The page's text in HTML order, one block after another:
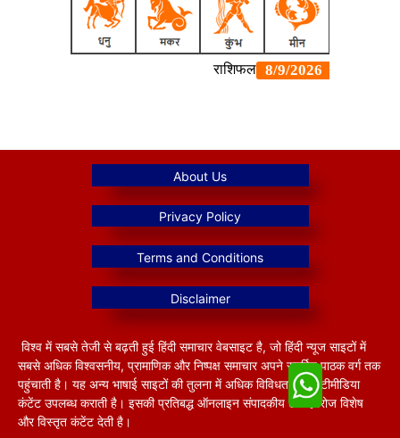
विश्व में सबसे तेजी से बढ़ती हुई हिंदी समाचार वेबसाइट है, जो हिंदी न्यूज साइटों में
सबसे अधिक विश्वसनीय, प्रामाणिक और निष्पक्ष समाचार अपने समर्पित पाठक वर्ग तक
पहुंचाती है। यह अन्य भाषाई साइटों की तुलना में अधिक विविधतापूर्ण मल्टीमीडिया
कंटेंट उपलब्ध कराती है। इसकी प्रतिबद्ध ऑनलाइन संपादकीय टीम हररोज विशेष
और विस्तृत कंटेंट देती है।